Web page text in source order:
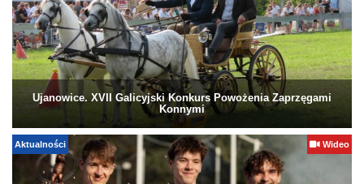
Ujanowice. XVII Galicyjski Konkurs Powożenia Zaprzęgami
Konnymi
Aktualności Wideo